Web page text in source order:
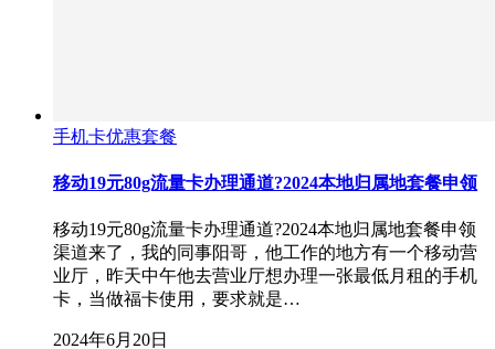
手机卡优惠套餐
移动19元80g流量卡办理通道?2024本地归属地套餐申领
移动19元80g流量卡办理通道?2024本地归属地套餐申领
渠道来了，我的同事阳哥，他工作的地方有一个移动营
业厅，昨天中午他去营业厅想办理一张最低月租的手机
卡，当做福卡使用，要求就是…
2024年6月20日